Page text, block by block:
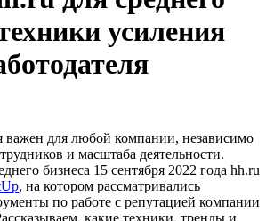
усиления
важен для любой компании, независимо
и масштаба деятельности.
бизнеса 15 сентября 2022 года hh.ru
, на котором рассматривались
по работе с репутацией компании
какие техники, тренды и